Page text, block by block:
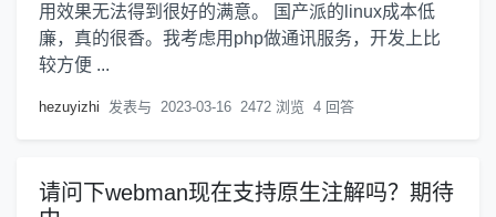
用效果无法得到很好的满意。 国产派的linux成本低
廉，真的很香。我考虑用php做通讯服务，开发上比
较方便 ...
hezuyizhi 发表与 2023-03-16 2472 浏览 4 回答
请问下webman现在支持原生注解吗？期待